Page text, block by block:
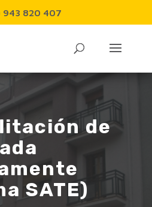
943 820 407
de
SATE)